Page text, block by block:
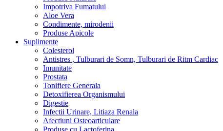
Impotriva Fumatului
Aloe Vera
Condimente, mirodenii
Produse Apicole
Suplimente
Colesterol
Antistres , Tulburari de Somn, Tulburari de Ritm Cardiac
Imunitate
Prostata
Tonifiere Generala
Detoxifierea Organismului
Digestie
Infectii Urinare, Litiaza Renala
Afectiuni Osteoarticulare
Produse cu Lactoferina